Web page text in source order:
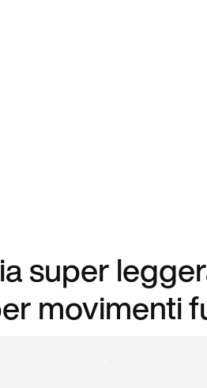
super
movimenti